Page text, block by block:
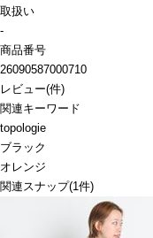
取扱い
-
商品番号
26090587000710
レビュー(件)
関連キーワード
topologie
ブラック
オレンジ
関連スナップ(1件)